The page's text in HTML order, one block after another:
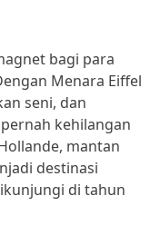
bagi para
Menara Eiffel
seni, dan
kehilangan
mantan
destinasi
di tahun